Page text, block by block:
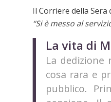
Il Corriere della
“Si è messo al
La vita di
La
cosa rara e
pubblico.